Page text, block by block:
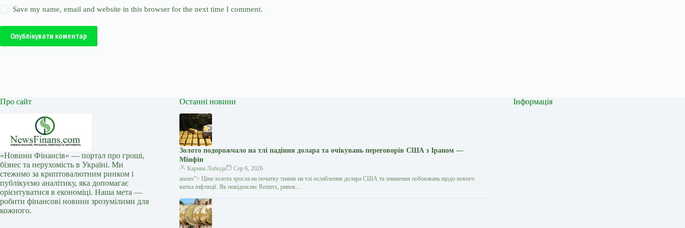
Save my name, email and website in this browser for the next time I comment.
Опублікувати коментар
Про сайт
«Новини Фінансів» — портал про гроші,
бізнес та нерухомість в Україні. Ми
стежимо за криптовалютним ринком і
публікуємо аналітику, яка допомагає
орієнтуватися в економіці. Наша мета —
робити фінансові новини зрозумілими для
кожного.
Останні новини
Золото подорожчало на тлі падіння долара та очікувань переговорів США з Іраном —
Мінфін
Карина Лобода
Сер 6, 2026
anons”> Ціна золота зросла на початку тижня на тлі ослаблення долара США та зниження побоювань щодо нового
витка інфляції. Як повідомляє Reuters, ринок…
Інформація